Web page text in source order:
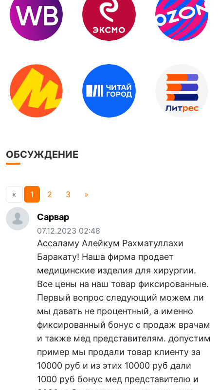
ОБСУЖДЕНИЕ
« 1 2 3 »
Сарвар
07.12.2023 02:48
Ассаламу Алейкум Рахматуллахи
Баракату! Наша фирма продает
медицинские изделия для хирургии.
Все цены на наш товар фиксированные.
Первый вопрос следующий можем ли
мы давать не процентный, а именно
фиксированный бонус с продаж врачам
и также мед представителям. допустим
пример мы продали товар клиенту за
10000 руб и из этих 10000 руб дали
1000 руб бонус мед представителю и